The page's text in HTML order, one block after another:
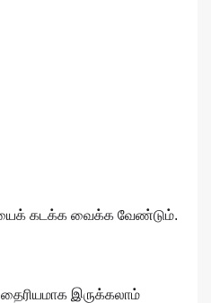
கடக்க வைக்க வேண்டும்.
இருக்கலாம்